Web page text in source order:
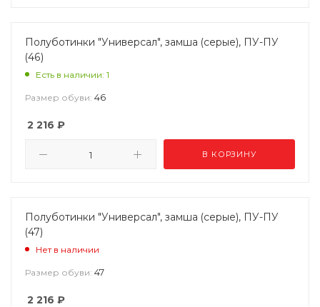
Полуботинки "Универсал", замша (серые), ПУ-ПУ
(46)
Есть в наличии: 1
Размер обуви: 46
2 216 ₽
В КОРЗИНУ
Полуботинки "Универсал", замша (серые), ПУ-ПУ
(47)
Нет в наличии
Размер обуви: 47
2 216 ₽